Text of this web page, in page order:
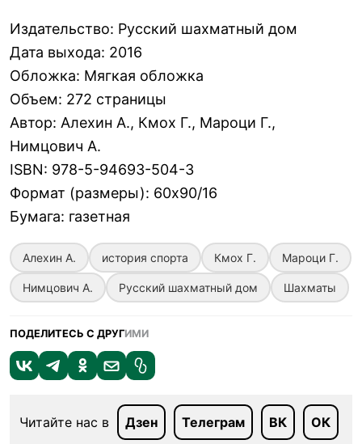
Издательство: Русский шахматный дом
Дата выхода: 2016
Обложка: Мягкая обложка
Объем: 272 страницы
Автор: Алехин А., Кмох Г., Мароци Г.,
Нимцович А.
ISBN: 978-5-94693-504-3
Формат (размеры): 60х90/16
Бумага: газетная
Алехин А. история спорта Кмох Г. Мароци Г.
Нимцович А. Русский шахматный дом Шахматы
ПОДЕЛИТЕСЬ С ДРУГИМИ
Читайте нас в Дзен Телеграм ВК ОК